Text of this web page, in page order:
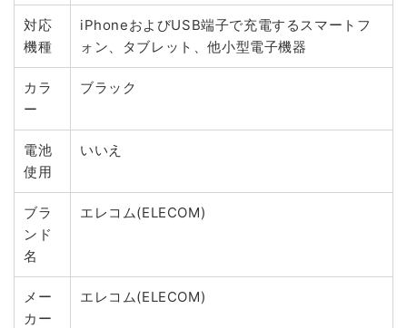
対応
機種
iPhoneおよびUSB端子で充電するスマートフ
ォン、タブレット、他小型電子機器
カラ
ー
ブラック
電池
使用
いいえ
ブラ
ンド
名
エレコム(ELECOM)
メー
カー
エレコム(ELECOM)